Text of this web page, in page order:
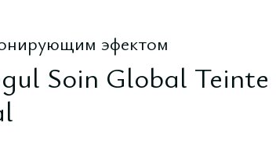
эфектом
Soin Global Teinte